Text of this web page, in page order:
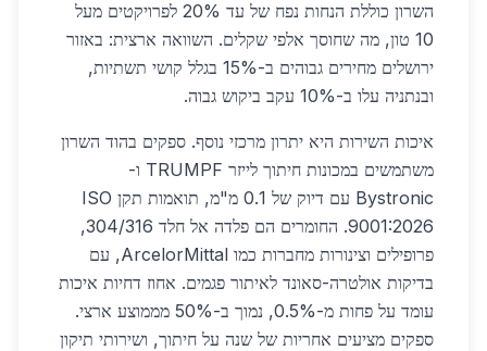
השרון כוללת הנחות נפח של עד 20% לפרויקטים מעל
10 טון, מה שחוסך אלפי שקלים. השוואה ארצית: באזור
ירושלים מחירים גבוהים ב-15% בגלל קושי תשתיות,
ובנתניה עלו ב-10% עקב ביקוש גבוה.
איכות השירות היא יתרון מרכזי נוסף. ספקים בהוד השרון
משתמשים במכונות חיתוך לייזר TRUMPF ו-
Bystronic עם דיוק של 0.1 מ"מ, תואמות תקן ISO
9001:2026. החומרים הם פלדה אל חלד 304/316,
פרופילים וצינורות מחברות כמו ArcelorMittal, עם
בדיקות אולטרה-סאונד לאיתור פגמים. אחוז דחיות איכות
עומד על פחות מ-0.5%, נמוך ב-50% מממוצע ארצי.
ספקים מציעים אחריות של שנה על חיתוך, ושירותי תיקון